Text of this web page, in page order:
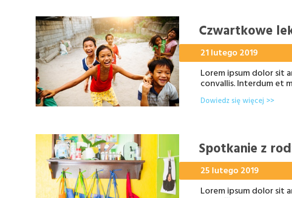
Czwartkowe
21 lutego 2019
Lorem ipsum dolor sit
convallis. Interdum et
Dowiedz się więcej >>
Spotkanie z
25 lutego 2019
Lorem ipsum dolor sit